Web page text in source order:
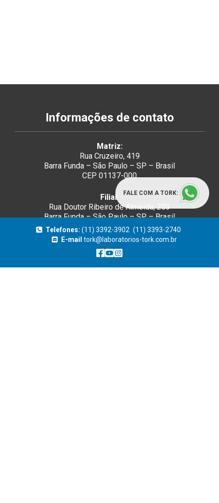
Telefones: (11) 3392-3902 (11) 3393-2740
E-mail tork@laboratorios-tork.com.br
FALE COM A TORK:
Informações de contato
Matriz:
Rua Cruzeiro, 419
Barra Funda – São Paulo – SP – Brasil
CEP 01137-000
Filial:
Rua Doutor Ribeiro de Almeida, 203
Barra Funda – São Paulo – SP – Brasil
CEP 01137-020
(11) 3392.3902
tork@laboratorios-tork.com.br